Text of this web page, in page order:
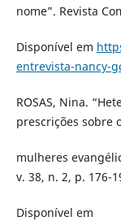
nome”. Revista
Disponível em
entrevista-nancy-
ROSAS, Nina.
prescrições sobre
mulheres
v. 38, n. 2, p. 176-
Disponível em